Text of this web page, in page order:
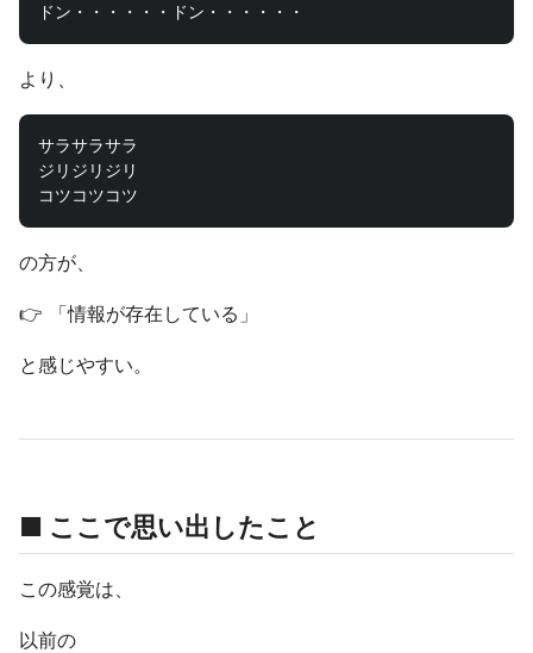
より、
サラサラサラ
ジリジリジリ
の方が、
👉 「情報が存在している」
と感じやすい。
■ ここで思い出したこと
この感覚は、
以前の